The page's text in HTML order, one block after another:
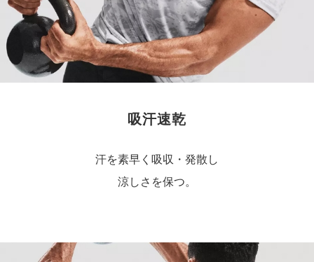
吸汗速乾
汗を素早く吸収・発散し
涼しさを保つ。